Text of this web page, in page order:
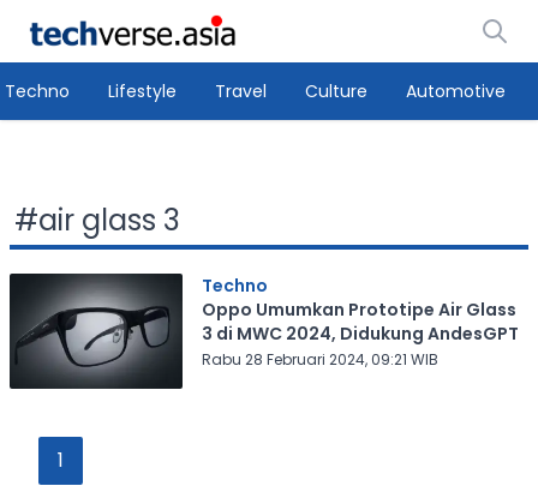
Techno Lifestyle Travel Culture Automotive
#air glass 3
Techno
Oppo Umumkan Prototipe Air Glass
3 di MWC 2024, Didukung AndesGPT
Rabu 28 Februari 2024, 09:21 WIB
1